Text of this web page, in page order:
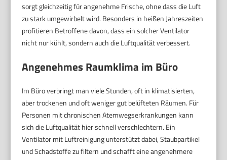
sorgt gleichzeitig für angenehme Frische, ohne dass die Luft
zu stark umgewirbelt wird. Besonders in heißen Jahreszeiten
profitieren Betroffene davon, dass ein solcher Ventilator
nicht nur kühlt, sondern auch die Luftqualität verbessert.
Angenehmes Raumklima im Büro
Im Büro verbringt man viele Stunden, oft in klimatisierten,
aber trockenen und oft weniger gut belüfteten Räumen. Für
Personen mit chronischen Atemwegserkrankungen kann
sich die Luftqualität hier schnell verschlechtern. Ein
Ventilator mit Luftreinigung unterstützt dabei, Staubpartikel
und Schadstoffe zu filtern und schafft eine angenehmere